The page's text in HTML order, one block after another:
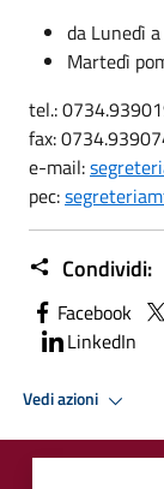
da Lunedì
Martedì
tel.:
fax:
e-mail:
pec:
Condividi:
Facebook
LinkedIn
Vedi azioni